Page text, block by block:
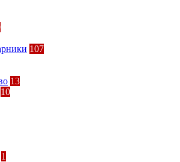
107
13
10
1